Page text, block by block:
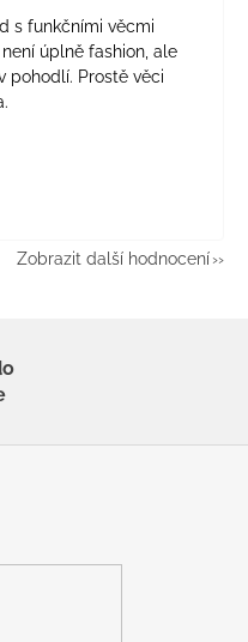
s funkčními věcmi
úplně fashion, ale
pohodlí. Prostě věci
Zobrazit další hodnocení